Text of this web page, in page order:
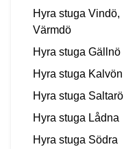
Hyra stuga Vindö,
Värmdö
Hyra stuga Gällnö
Hyra stuga Kalvön
Hyra stuga Saltarö
Hyra stuga Lådna
Hyra stuga Södra